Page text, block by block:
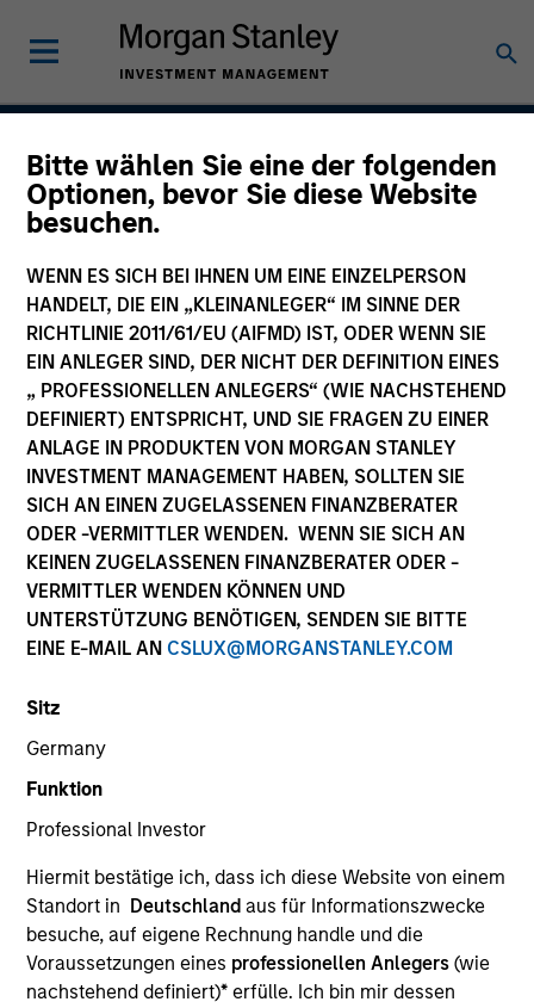
Bitte wählen Sie eine der folgenden
Optionen, bevor Sie diese Website
besuchen.
WENN ES SICH BEI IHNEN UM EINE EINZELPERSON
HANDELT, DIE EIN „KLEINANLEGER“ IM SINNE DER
RICHTLINIE 2011/61/EU (AIFMD) IST, ODER WENN SIE
EIN ANLEGER SIND, DER NICHT DER DEFINITION EINES
„ PROFESSIONELLEN ANLEGERS“ (WIE NACHSTEHEND
DEFINIERT) ENTSPRICHT, UND SIE FRAGEN ZU EINER
ANLAGE IN PRODUKTEN VON MORGAN STANLEY
INVESTMENT MANAGEMENT HABEN, SOLLTEN SIE
SICH AN EINEN ZUGELASSENEN FINANZBERATER
ODER -VERMITTLER WENDEN. WENN SIE SICH AN
KEINEN ZUGELASSENEN FINANZBERATER ODER -
VERMITTLER WENDEN KÖNNEN UND
UNTERSTÜTZUNG BENÖTIGEN, SENDEN SIE BITTE
EINE E-MAIL AN CSLUX@MORGANSTANLEY.COM
Sitz
Germany
Funktion
Professional Investor
Hiermit bestätige ich, dass ich diese Website von einem
Standort in Deutschland aus für Informationszwecke
besuche, auf eigene Rechnung handle und die
Voraussetzungen eines professionellen Anlegers(wie
nachstehend definiert)* erfülle. Ich bin mir dessen
Tailwinds
Team Inception
September 2023
Asset Class
US Equity
Quick Facts
Russell 1000 Index
Related Product
Pooled Vehicle
Insights